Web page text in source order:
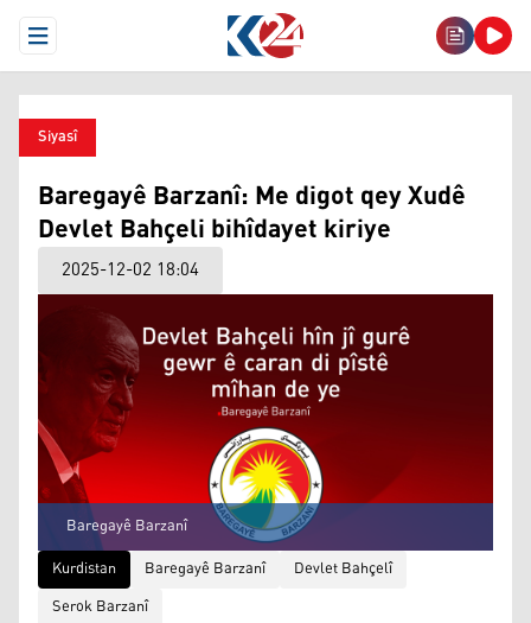
Open Menu
Siyasî
Baregayê Barzanî: Me digot qey Xudê
Devlet Bahçeli bihîdayet kiriye
2025-12-02 18:04
Baregayê Barzanî
Kurdistan
Baregayê Barzanî
Devlet Bahçelî
Serok Barzanî